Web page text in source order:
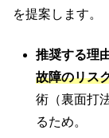
を提案します。
推奨する理
故障のリス
術（裏面打
るため。